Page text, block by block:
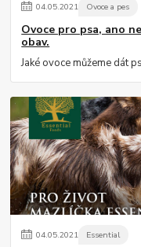
04.05.2021 Ovoce a pes
Ovoce pro psa, ano
obav.
Jaké ovoce můžeme dát
04.05.2021 Essential